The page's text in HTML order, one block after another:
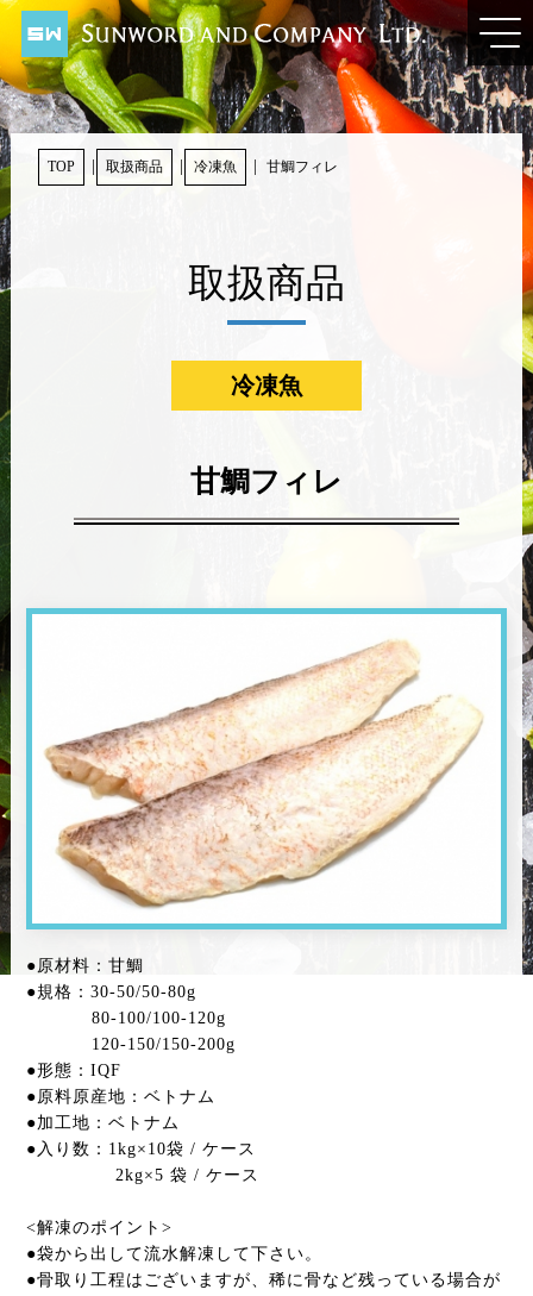
TOP 取扱商品 冷凍魚 甘鯛フィレ
取扱商品
冷凍魚
甘鯛フィレ
●原材料：甘鯛
●規格：30-50/50-80g
80-100/100-120g
120-150/150-200g
●形態：IQF
●原料原産地：ベトナム
●加工地：ベトナム
●入り数：1kg×10袋 / ケース
2kg×5 袋 / ケース
<解凍のポイント>
●袋から出して流水解凍して下さい。
●骨取り工程はございますが、稀に骨など残っている場合が